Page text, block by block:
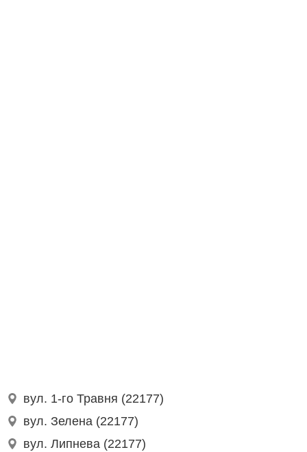
вул. 1-го Травня (22177)
вул. Зелена (22177)
вул. Липнева (22177)